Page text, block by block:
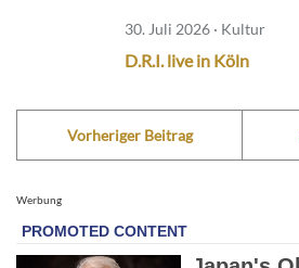
30. Juli 2026 · Kultur
D.R.I. live in Köln
Vorheriger Beitrag
Werbung